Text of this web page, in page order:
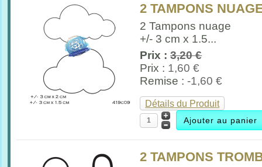
2 TAMPONS
2 Tampons nuage
+/- 3 cm x 1.5...
Prix :3,20 €
Prix : 1,60 €
Remise :-1,60 €
Détails du Produit
2 TAMPONS